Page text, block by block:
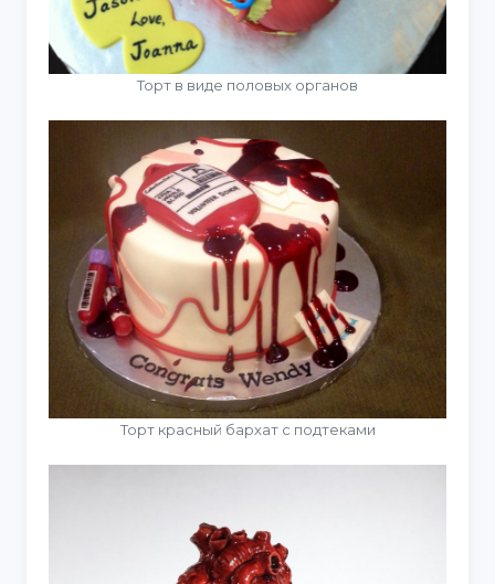
Торт в виде половых органов
Торт красный бархат с подтеками